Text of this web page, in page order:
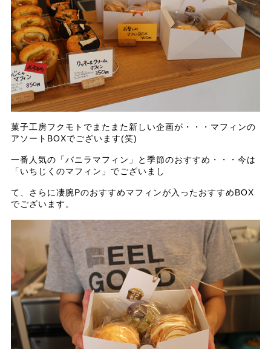
菓子工房フクモトでまたまた新しい企画が・・・マフィンの
アソートBOXでございます(笑)
一番人気の「バニラマフィン」と季節のおすすめ・・・今は
「いちじくのマフィン」でございまし
て、さらに凄腕Pのおすすめマフィンが入ったおすすめBOX
でございます。